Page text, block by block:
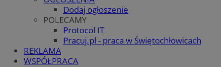
Dodaj ogłoszenie
POLECAMY
Protocol IT
Pracuj.pl - praca w Świętochłowicach
REKLAMA
WSPÓŁPRACA